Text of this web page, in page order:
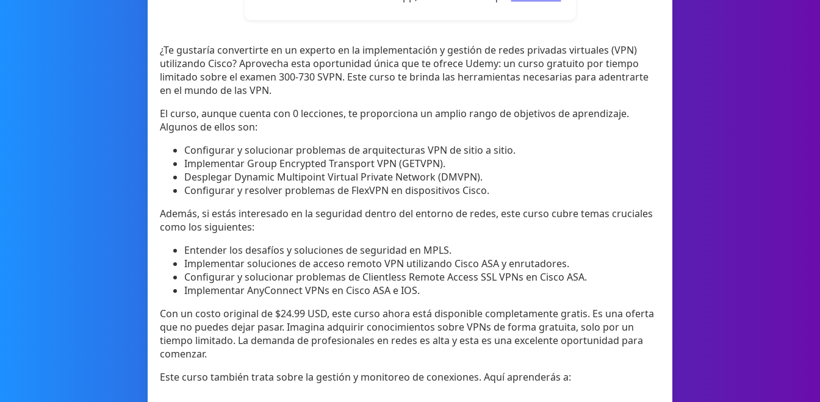
¿Te gustaría convertirte en un experto en la implementación y gestión de redes privadas virtuales (VPN)
utilizando Cisco? Aprovecha esta oportunidad única que te ofrece Udemy: un curso gratuito por tiempo
limitado sobre el examen 300-730 SVPN. Este curso te brinda las herramientas necesarias para adentrarte
en el mundo de las VPN.
El curso, aunque cuenta con 0 lecciones, te proporciona un amplio rango de objetivos de aprendizaje.
Algunos de ellos son:
Configurar y solucionar problemas de arquitecturas VPN de sitio a sitio.
Implementar Group Encrypted Transport VPN (GETVPN).
Desplegar Dynamic Multipoint Virtual Private Network (DMVPN).
Configurar y resolver problemas de FlexVPN en dispositivos Cisco.
Además, si estás interesado en la seguridad dentro del entorno de redes, este curso cubre temas cruciales
como los siguientes:
Entender los desafíos y soluciones de seguridad en MPLS.
Implementar soluciones de acceso remoto VPN utilizando Cisco ASA y enrutadores.
Configurar y solucionar problemas de Clientless Remote Access SSL VPNs en Cisco ASA.
Implementar AnyConnect VPNs en Cisco ASA e IOS.
Con un costo original de $24.99 USD, este curso ahora está disponible completamente gratis. Es una oferta
que no puedes dejar pasar. Imagina adquirir conocimientos sobre VPNs de forma gratuita, solo por un
tiempo limitado. La demanda de profesionales en redes es alta y esta es una excelente oportunidad para
comenzar.
Este curso también trata sobre la gestión y monitoreo de conexiones. Aquí aprenderás a: